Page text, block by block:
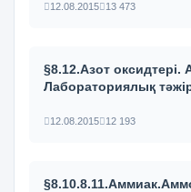
12.08.2015 13 473
§8.12.Азот
Лабораториялық
12.08.2015 12 193